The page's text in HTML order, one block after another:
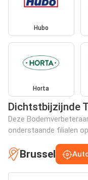
Hubo
Horta
Dichtstbijzijnde
Deze
onderstaande filialen
Brussel